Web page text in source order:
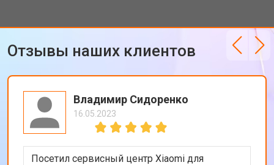
Отзывы наших клиентов
Владимир Сидоренко
16.05.2023
Посетил сервисный центр Xiaomi для